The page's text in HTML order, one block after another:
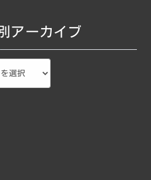
アーカイブ